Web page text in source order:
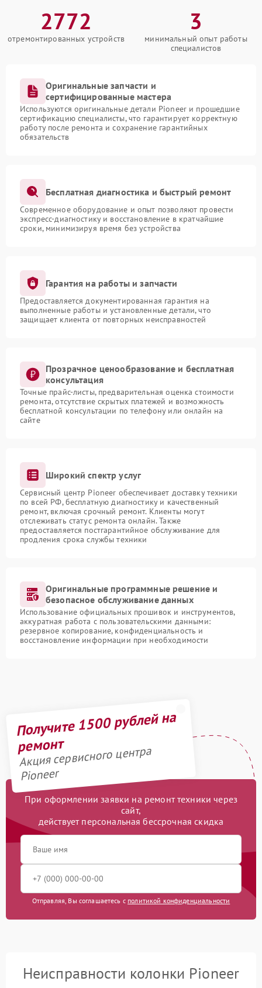
2772
отремонтированных устройств
3
минимальный опыт работы
специалистов
Оригинальные запчасти и
сертифицированные мастера
Используются оригинальные детали Pioneer и прошедшие
сертификацию специалисты, что гарантирует корректную
работу после ремонта и сохранение гарантийных
обязательств
Бесплатная диагностика и быстрый ремонт
Современное оборудование и опыт позволяют провести
экспресс-диагностику и восстановление в кратчайшие
сроки, минимизируя время без устройства
Гарантия на работы и запчасти
Предоставляется документированная гарантия на
выполненные работы и установленные детали, что
защищает клиента от повторных неисправностей
Прозрачное ценообразование и бесплатная
консультация
Точные прайс-листы, предварительная оценка стоимости
ремонта, отсутствие скрытых платежей и возможность
бесплатной консультации по телефону или онлайн на
сайте
Широкий спектр услуг
Сервисный центр Pioneer обеспечивает доставку техники
по всей РФ, бесплатную диагностику и качественный
ремонт, включая срочный ремонт. Клиенты могут
отслеживать статус ремонта онлайн. Также
предоставляется постгарантийное обслуживание для
продления срока службы техники
Оригинальные программные решение и
безопасное обслуживание данных
Использование официальных прошивок и инструментов,
аккуратная работа с пользовательскими данными:
резервное копирование, конфиденциальность и
восстановление информации при необходимости
Получите 1500 рублей на
ремонт
Акция сервисного центра
Pioneer
При оформлении заявки на ремонт техники через
сайт,
действует персональная бессрочная скидка
Отправляя, Вы соглашаетесь с политикой конфиденциальности
Неисправности колонки Pioneer